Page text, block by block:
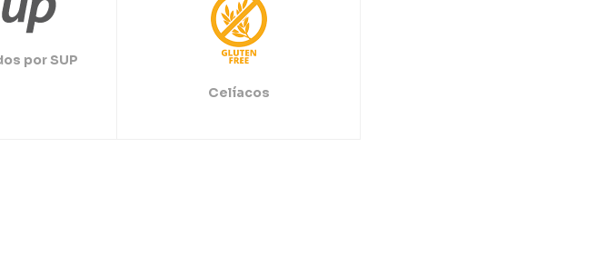
por SUP
Celíacos